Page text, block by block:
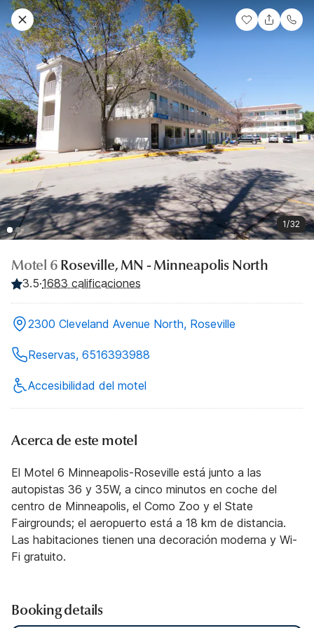
1/32
Motel 6 Roseville, MN - Minneapolis North
3.5·1683 calificaciones
2300 Cleveland Avenue North, Roseville
Reservas, 6516393988
Accesibilidad del motel
Acerca de este motel
El Motel 6 Minneapolis-Roseville está junto a las
autopistas 36 y 35W, a cinco minutos en coche del
centro de Minneapolis, el Como Zoo y el State
Fairgrounds; el aeropuerto está a 18 km de distancia.
Las habitaciones tienen una decoración moderna y Wi-
Fi gratuito.
Booking details